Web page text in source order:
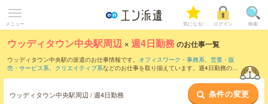
メニュー 気になる! ログイン 検索
ウッディタウン中央駅周辺 ×週4日勤務のお仕事一覧
ウッディタウン中央駅の派遣のお仕事情報です。 オフィスワーク・事務系、 営業・販
売・サービス系、 クリエイティブ系などのお仕事を取り揃えています。週4日勤務の条
ウッディタウン中央駅周辺 / 週4日勤務 条件の変更